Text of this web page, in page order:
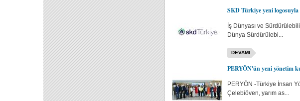
SKD Türkiye yeni
İş Dünyası ve
Dünya Sürdürülebi...
DEVAMI
PERYÖN'ün yeni yönetim
PERYÖN -Türkiye İnsan
Çelebiöven, yarım as...